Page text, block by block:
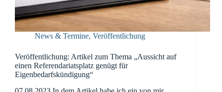
News & Termine, Veröffentlichung
Veröffentlichung: Artikel zum Thema „Aussicht auf
einen Referendariatsplatz genügt für
Eigenbedarfskündigung“